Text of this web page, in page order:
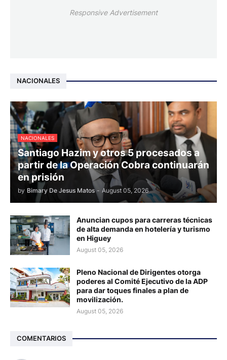
Responsive Advertisement
NACIONALES
NACIONALES
Santiago Hazim y otros 5 procesados a
partir de la Operación Cobra continuarán
en prisión
by Bimary De Jesus Matos - August 05, 2026
Anuncian cupos para carreras técnicas
de alta demanda en hotelería y turismo
en Higuey
August 05, 2026
Pleno Nacional de Dirigentes otorga
poderes al Comité Ejecutivo de la ADP
para dar toques finales a plan de
movilización.
August 05, 2026
COMENTARIOS